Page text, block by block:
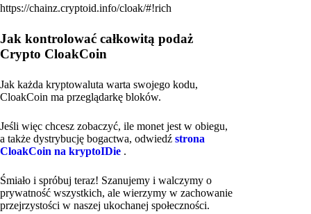
https://chainz.cryptoid.info/cloak/#!rich
Jak kontrolować całkowitą podaż
Crypto CloakCoin
Jak każda kryptowaluta warta swojego kodu,
CloakCoin ma przeglądarkę bloków.
Jeśli więc chcesz zobaczyć, ile monet jest w obiegu,
a także dystrybucję bogactwa, odwiedź strona
CloakCoin na kryptoIDie .
Śmiało i spróbuj teraz! Szanujemy i walczymy o
prywatność wszystkich, ale wierzymy w zachowanie
przejrzystości w naszej ukochanej społeczności.